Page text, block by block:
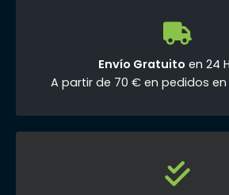
Envío Gratuito en 24
A partir de 70 € en pedidos